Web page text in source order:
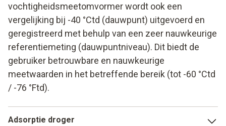
vochtigheidsmeetomvormer wordt ook een
vergelijking bij -40 °Ctd (dauwpunt) uitgevoerd en
geregistreerd met behulp van een zeer nauwkeurige
referentiemeting (dauwpuntniveau). Dit biedt de
gebruiker betrouwbare en nauwkeurige
meetwaarden in het betreffende bereik (tot -60 °Ctd
/ -76 °Ftd).
Adsorptie droger